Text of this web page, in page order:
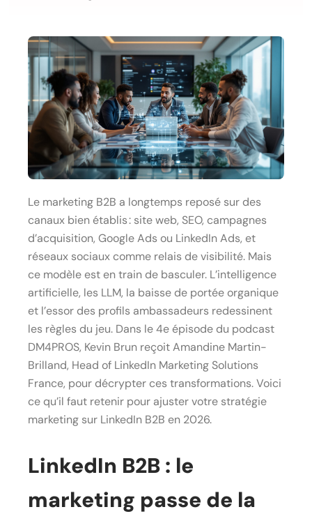
Le marketing B2B a longtemps reposé sur des
canaux bien établis : site web, SEO, campagnes
d’acquisition, Google Ads ou LinkedIn Ads, et
réseaux sociaux comme relais de visibilité. Mais
ce modèle est en train de basculer. L’intelligence
artificielle, les LLM, la baisse de portée organique
et l’essor des profils ambassadeurs redessinent
les règles du jeu. Dans le 4e épisode du podcast
DM4PROS, Kevin Brun reçoit Amandine Martin-
Brilland, Head of LinkedIn Marketing Solutions
France, pour décrypter ces transformations. Voici
ce qu’il faut retenir pour ajuster votre stratégie
marketing sur LinkedIn B2B en 2026.
LinkedIn B2B : le
marketing passe de la